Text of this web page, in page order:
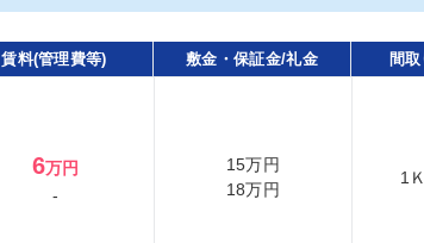
賃料(管理費等) 敷金・保証金/礼金 間
6万円
-
15万円
18万円
1